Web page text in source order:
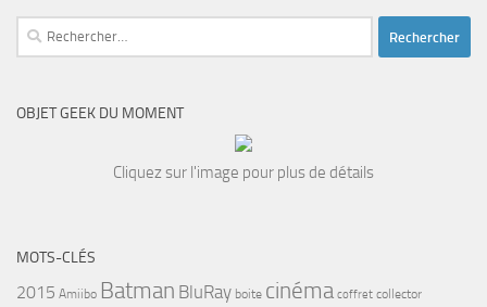
Rechercher :
OBJET GEEK DU MOMENT
Cliquez sur l'image pour plus de détails
MOTS-CLÉS
2015 Amiibo Batman BluRay boite cinéma coffret collector